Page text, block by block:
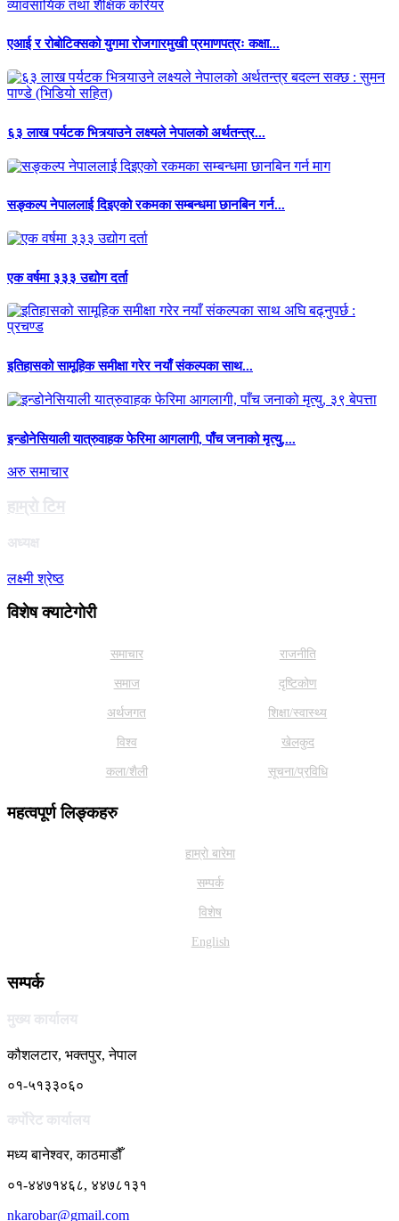
एआई र रोबोटिक्सको युगमा रोजगारमुखी प्रमाणपत्रः कक्षा...
६३ लाख पर्यटक भित्र्याउने लक्ष्यले नेपालको अर्थतन्त्र...
सङ्कल्प नेपाललाई दिइएको रकमका सम्बन्धमा छानबिन गर्न...
एक वर्षमा ३३३ उद्योग दर्ता
इतिहासको सामूहिक समीक्षा गरेर नयाँ संकल्पका साथ...
इन्डोनेसियाली यात्रुवाहक फेरिमा आगलागी, पाँच जनाको मृत्यु,...
अरु समाचार
हाम्राे टिम
अध्यक्ष
लक्ष्मी श्रेष्ठ
विशेष क्याटेगाेरी
समाचार राजनीति
समाज दृष्टिकोण
अर्थजगत शिक्षा/स्वास्थ्य
विश्व खेलकुद
कला/शैली सूचना/प्रविधि
महत्वपूर्ण लिङ्कहरु
हाम्राे बारेमा
सम्पर्क
विशेष
English
सम्पर्क
मुख्य कार्यालय
कौशलटार, भक्तपुर, नेपाल
०१-५१३३०६०
कर्पाेरेट कार्यालय
मध्य बानेश्वर, काठमाडौँ
०१-४४७१४६८, ४४७८१३१
nkarobar@gmail.com